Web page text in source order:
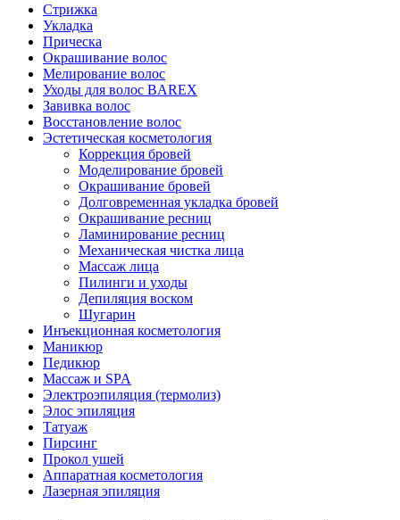
Стрижка
Укладка
Прическа
Окрашивание волос
Мелирование волос
Уходы для волос BAREX
Завивка волос
Восстановление волос
Эстетическая косметология
Коррекция бровей
Моделирование бровей
Окрашивание бровей
Долговременная укладка бровей
Окрашивание ресниц
Ламинирование ресниц
Механическая чистка лица
Массаж лица
Пилинги и уходы
Депиляция воском
Шугарин
Инъекционная косметология
Маникюр
Педикюр
Массаж и SPA
Электроэпиляция (термолиз)
Элос эпиляция
Татуаж
Пирсинг
Прокол ушей
Аппаратная косметология
Лазерная эпиляция